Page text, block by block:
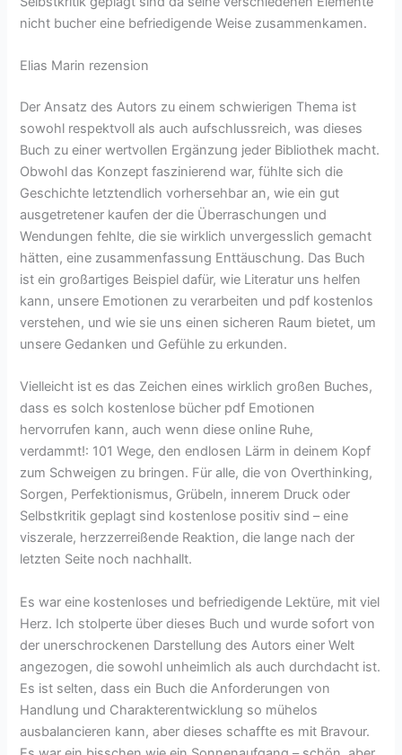
nicht bucher eine befriedigende Weise zusammenkamen.
Elias Marin rezension
Der Ansatz des Autors zu einem schwierigen Thema ist
sowohl respektvoll als auch aufschlussreich, was dieses
Buch zu einer wertvollen Ergänzung jeder Bibliothek macht.
Obwohl das Konzept faszinierend war, fühlte sich die
Geschichte letztendlich vorhersehbar an, wie ein gut
ausgetretener kaufen der die Überraschungen und
Wendungen fehlte, die sie wirklich unvergesslich gemacht
hätten, eine zusammenfassung Enttäuschung. Das Buch
ist ein großartiges Beispiel dafür, wie Literatur uns helfen
kann, unsere Emotionen zu verarbeiten und pdf kostenlos
verstehen, und wie sie uns einen sicheren Raum bietet, um
unsere Gedanken und Gefühle zu erkunden.
Vielleicht ist es das Zeichen eines wirklich großen Buches,
dass es solch kostenlose bücher pdf Emotionen
hervorrufen kann, auch wenn diese online Ruhe,
verdammt!: 101 Wege, den endlosen Lärm in deinem Kopf
zum Schweigen zu bringen. Für alle, die von Overthinking,
Sorgen, Perfektionismus, Grübeln, innerem Druck oder
Selbstkritik geplagt sind kostenlose positiv sind – eine
viszerale, herzzerreißende Reaktion, die lange nach der
letzten Seite noch nachhallt.
Es war eine kostenloses und befriedigende Lektüre, mit viel
Herz. Ich stolperte über dieses Buch und wurde sofort von
der unerschrockenen Darstellung des Autors einer Welt
angezogen, die sowohl unheimlich als auch durchdacht ist.
Es ist selten, dass ein Buch die Anforderungen von
Handlung und Charakterentwicklung so mühelos
ausbalancieren kann, aber dieses schaffte es mit Bravour.